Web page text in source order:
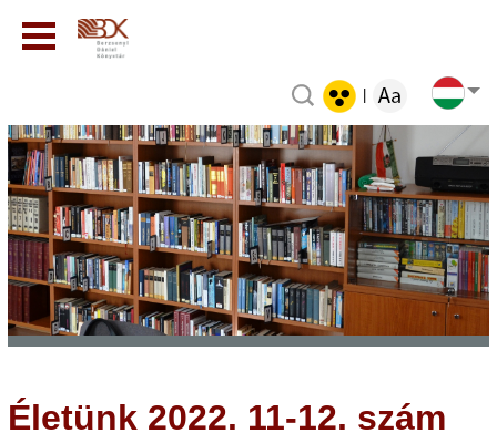
Életünk 2022. 11-12. szám